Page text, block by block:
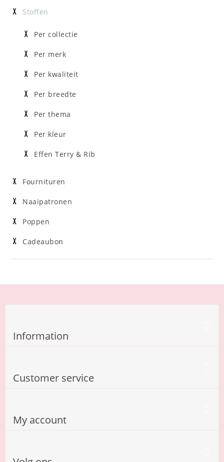
Stoffen
Per collectie
Per merk
Per kwaliteit
Per breedte
Per thema
Per kleur
Effen Terry & Rib
Fournituren
Naaipatronen
Poppen
Cadeaubon
Information
Customer service
My account